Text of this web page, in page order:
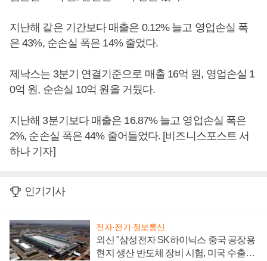
지난해 같은 기간보다 매출은 0.12% 늘고 영업손실 폭
은 43%, 순손실 폭은 14% 줄었다.
제낙스는 3분기 연결기준으로 매출 16억 원, 영업손실 1
0억 원, 순손실 10억 원을 거뒀다.
지난해 3분기보다 매출은 16.87% 늘고 영업손실 폭은
2%, 순손실 폭은 44% 줄어들었다. [비즈니스포스트 서
하나 기자]
인기기사
전자·전기·정보통신
외신 "삼성전자 SK하이닉스 중국 공장용
현지 생산 반도체 장비 시험, 미국 수출통